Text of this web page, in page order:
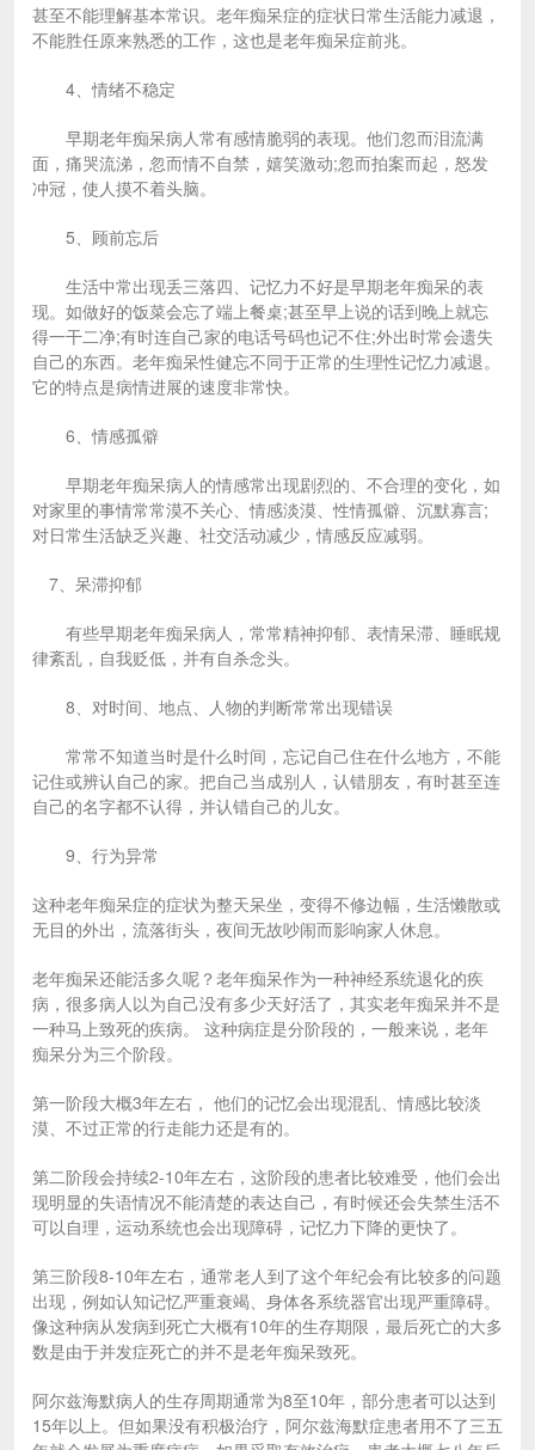
甚至不能理解基本常识。老年痴呆症的症状日常生活能力减退，
不能胜任原来熟悉的工作，这也是老年痴呆症前兆。
4、情绪不稳定
早期老年痴呆病人常有感情脆弱的表现。他们忽而泪流满
面，痛哭流涕，忽而情不自禁，嬉笑激动;忽而拍案而起，怒发
冲冠，使人摸不着头脑。
5、顾前忘后
生活中常出现丢三落四、记忆力不好是早期老年痴呆的表
现。如做好的饭菜会忘了端上餐桌;甚至早上说的话到晚上就忘
得一干二净;有时连自己家的电话号码也记不住;外出时常会遗失
自己的东西。老年痴呆性健忘不同于正常的生理性记忆力减退。
它的特点是病情进展的速度非常快。
6、情感孤僻
早期老年痴呆病人的情感常出现剧烈的、不合理的变化，如
对家里的事情常常漠不关心、情感淡漠、性情孤僻、沉默寡言;
对日常生活缺乏兴趣、社交活动减少，情感反应减弱。
7、呆滞抑郁
有些早期老年痴呆病人，常常精神抑郁、表情呆滞、睡眠规
律紊乱，自我贬低，并有自杀念头。
8、对时间、地点、人物的判断常常出现错误
常常不知道当时是什么时间，忘记自己住在什么地方，不能
记住或辨认自己的家。把自己当成别人，认错朋友，有时甚至连
自己的名字都不认得，并认错自己的儿女。
9、行为异常
这种老年痴呆症的症状为整天呆坐，变得不修边幅，生活懒散或
无目的外出，流落街头，夜间无故吵闹而影响家人休息。
老年痴呆还能活多久呢？老年痴呆作为一种神经系统退化的疾
病，很多病人以为自己没有多少天好活了，其实老年痴呆并不是
一种马上致死的疾病。 这种病症是分阶段的，一般来说，老年
痴呆分为三个阶段。
第一阶段大概3年左右， 他们的记忆会出现混乱、情感比较淡
漠、不过正常的行走能力还是有的。
第二阶段会持续2-10年左右，这阶段的患者比较难受，他们会出
现明显的失语情况不能清楚的表达自己，有时候还会失禁生活不
可以自理，运动系统也会出现障碍，记忆力下降的更快了。
第三阶段8-10年左右，通常老人到了这个年纪会有比较多的问题
出现，例如认知记忆严重衰竭、身体各系统器官出现严重障碍。
像这种病从发病到死亡大概有10年的生存期限，最后死亡的大多
数是由于并发症死亡的并不是老年痴呆致死。
阿尔兹海默病人的生存周期通常为8至10年，部分患者可以达到
15年以上。但如果没有积极治疗，阿尔兹海默症患者用不了三五